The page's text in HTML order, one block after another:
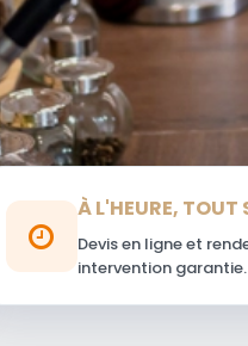
À L'HEURE, TOUT
Devis en ligne et
intervention garantie.